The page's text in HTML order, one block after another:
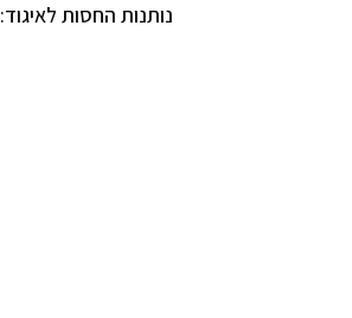
נותנות החסות לאיגוד: